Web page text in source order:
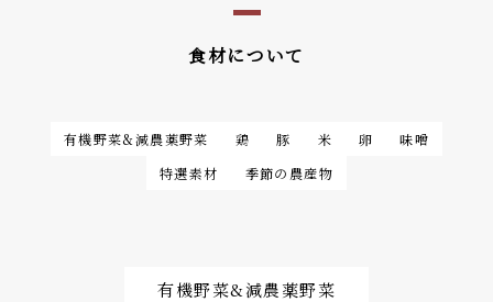
食材について
有機野菜&減農薬野菜 鶏 豚 米 卵
味噌
特選素材
季節の農産物
有機野菜&減農薬野菜